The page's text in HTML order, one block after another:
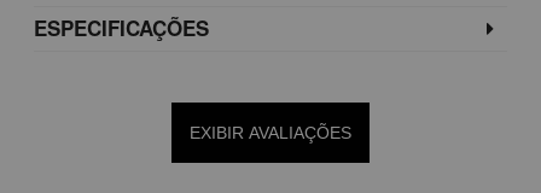
ESPECIFICAÇÕES
EXIBIR AVALIAÇÕES